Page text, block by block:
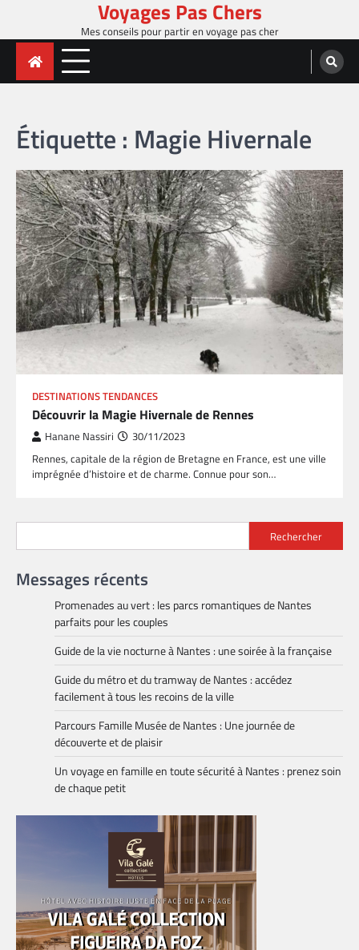
content
Voyages Pas Chers
Mes conseils pour partir en voyage pas cher
Étiquette : Magie Hivernale
DESTINATIONS TENDANCES
Découvrir la Magie Hivernale de Rennes
Hanane Nassiri 30/11/2023
Rennes, capitale de la région de Bretagne en France, est une ville
imprégnée d’histoire et de charme. Connue pour son…
Rechercher
Messages récents
Promenades au vert : les parcs romantiques de Nantes
parfaits pour les couples
Guide de la vie nocturne à Nantes : une soirée à la française
Guide du métro et du tramway de Nantes : accédez
facilement à tous les recoins de la ville
Parcours Famille Musée de Nantes : Une journée de
découverte et de plaisir
Un voyage en famille en toute sécurité à Nantes : prenez soin
de chaque petit